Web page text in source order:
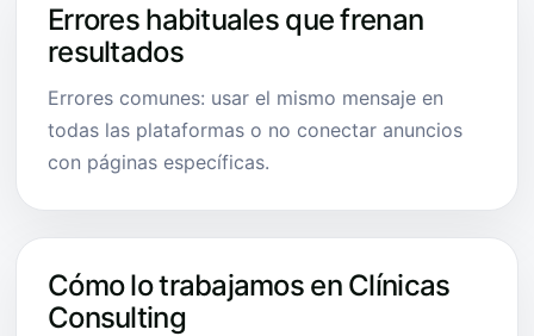
Errores habituales que frenan
resultados
Errores comunes: usar el mismo mensaje en
todas las plataformas o no conectar anuncios
con páginas específicas.
Cómo lo trabajamos en Clínicas
Consulting